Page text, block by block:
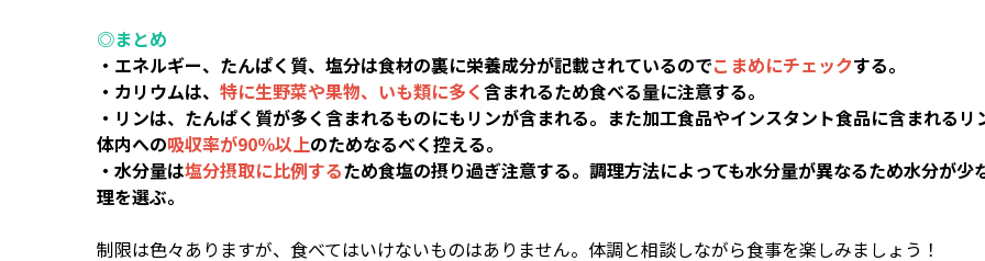
◎まとめ
・エネルギー、たんぱく質、塩分は食材の裏に栄養成分が記載されているのでこまめにチェックする。
・カリウムは、 特に生野菜や果物、いも類に多く含まれるため食べる量に注意する。
・リンは、たんぱく質が多く含まれるものにもリンが含まれる。また加工食品やインスタント食品に含まれる リ
体内への吸収率が90％以上のためなるべく控える。
・水分量は塩分摂取に比例するため食塩の摂り過ぎ注意する。 調理方法によっても水分量が異なるため水分が少
理を選ぶ。
制限は色々ありますが、食べてはいけないものはありません。体調と相談しながら食事を楽しみましょう！